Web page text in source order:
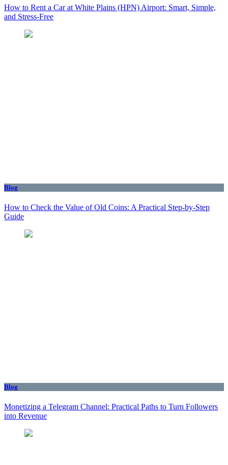
How to Rent a Car at White Plains (HPN) Airport: Smart, Simple,
and Stress-Free
Blog
How to Check the Value of Old Coins: A Practical Step-by-Step
Guide
Blog
Monetizing a Telegram Channel: Practical Paths to Turn Followers
into Revenue